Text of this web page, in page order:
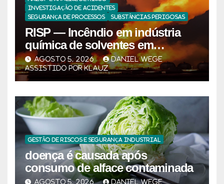
INVESTIGAÇÃO DE ACIDENTES
SEGURANÇA DE PROCESSOS
SUBSTÂNCIAS PERIGOSAS
RISP — Incêndio em indústria
química de solventes em
Itaquaquecetuba/SP
(UNIQUIMA/Quema)
AGOSTO 5, 2026
DANIEL WEGE
ASSISTIDO POR KLAUZ
GESTÃO DE RISCOS E SEGURANÇA INDUSTRIAL
doença é causada após
consumo de alface contaminada
AGOSTO 5, 2026 DANIEL WEGE